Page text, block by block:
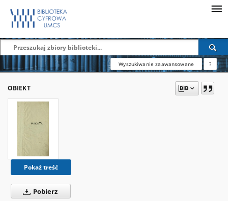
Wyszukiwanie zaawansowane ?
OBIEKT
Pokaż treść
Pobierz